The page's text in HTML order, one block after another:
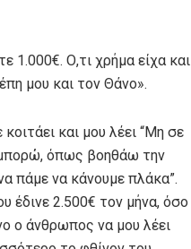
1.000€. Ο,τι χρήμα είχα και
μου και τον Θάνο».
και μου λέει “Μη σε
μπορώ, όπως βοηθάω την
πάμε να κάνουμε πλάκα”.
έδινε 2.500€ τον μήνα, όσο
ο άνθρωπος να μου λέει